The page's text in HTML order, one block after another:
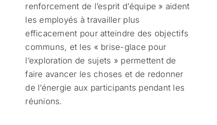
renforcement de l’esprit d’équipe » aident
les employés à travailler plus
efficacement pour atteindre des objectifs
communs, et les « brise-glace pour
l’exploration de sujets » permettent de
faire avancer les choses et de redonner
de l’énergie aux participants pendant les
réunions.